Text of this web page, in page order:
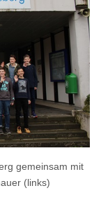
gemeinsam mit
(links)